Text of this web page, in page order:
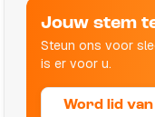
Jouw stem
Steun ons voor
is er voor u.
Word lid van